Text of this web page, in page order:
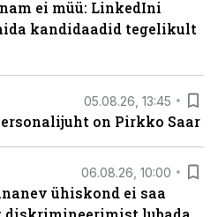
ei müü: LinkedIni
kandidaadid tegelikult
05.08.26, 13:45
on Pirkko Saar
06.08.26, 10:00
ühiskond ei saa